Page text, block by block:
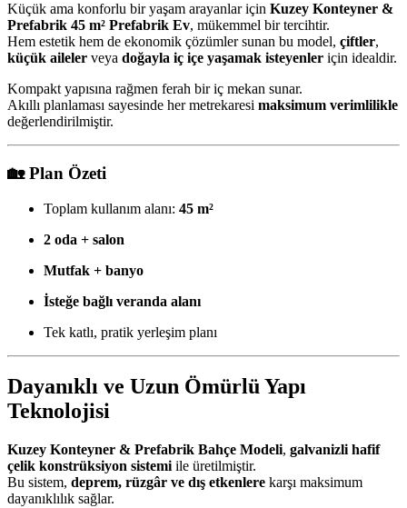
Küçük ama konforlu bir yaşam arayanlar için Kuzey Konteyner &
Prefabrik 45 m² Prefabrik Ev, mükemmel bir tercihtir.
Hem estetik hem de ekonomik çözümler sunan bu model, çiftler,
küçük aileler veya doğayla iç içe yaşamak isteyenler için idealdir.
Kompakt yapısına rağmen ferah bir iç mekan sunar.
Akıllı planlaması sayesinde her metrekaresi maksimum verimlilikle
değerlendirilmiştir.
🏡Plan Özeti
Toplam kullanım alanı: 45 m²
2 oda + salon
Mutfak + banyo
İsteğe bağlı veranda alanı
Tek katlı, pratik yerleşim planı
Dayanıklı ve Uzun Ömürlü Yapı
Teknolojisi
Kuzey Konteyner & Prefabrik Bahçe Modeli, galvanizli hafif
çelik konstrüksiyon sistemi ile üretilmiştir.
Bu sistem, deprem, rüzgâr ve dış etkenlere karşı maksimum
dayanıklılık sağlar.